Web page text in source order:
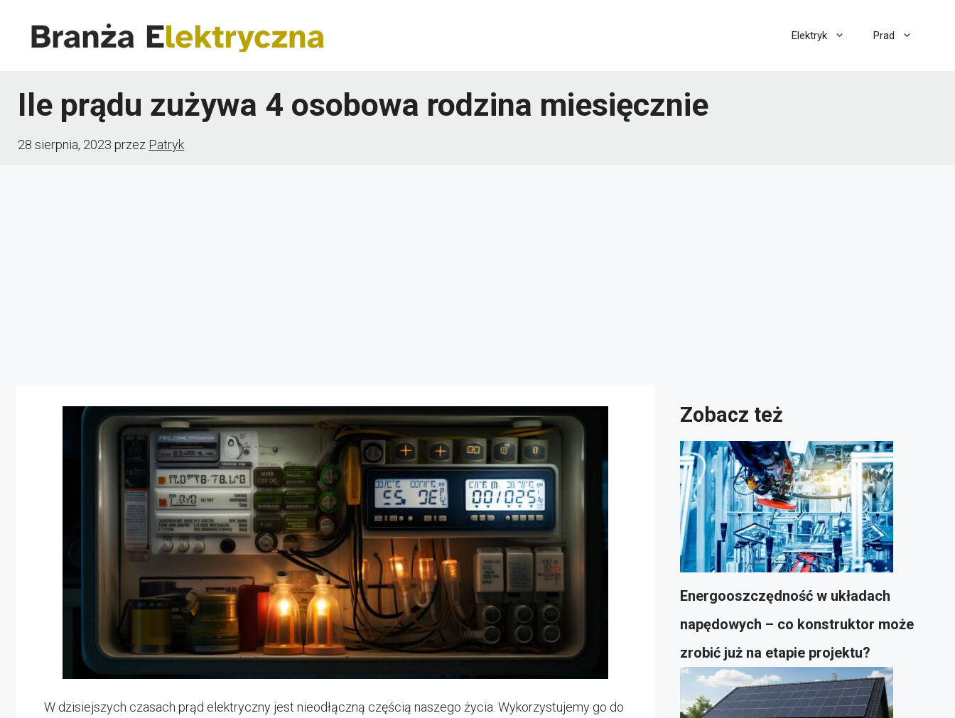
Elektryk Prad
Ile prądu zużywa 4 osobowa rodzina miesięcznie
28 sierpnia, 2023 przez Patryk
W dzisiejszych czasach prąd elektryczny jest nieodłączną częścią naszego życia. Wykorzystujemy go do
Zobacz też
Energooszczędność w układach
napędowych – co konstruktor może
zrobić już na etapie projektu?